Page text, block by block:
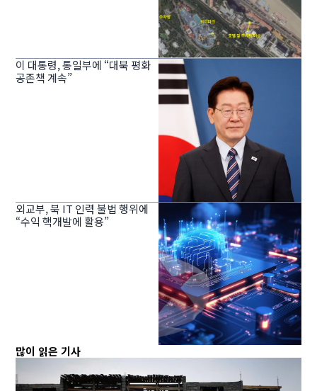
이 대통령, 통일부에 “대북 평화
공존책 계속”
외교부, 북 IT 인력 불법 행위에
“수익 핵개발에 활용”
많이 읽은 기사